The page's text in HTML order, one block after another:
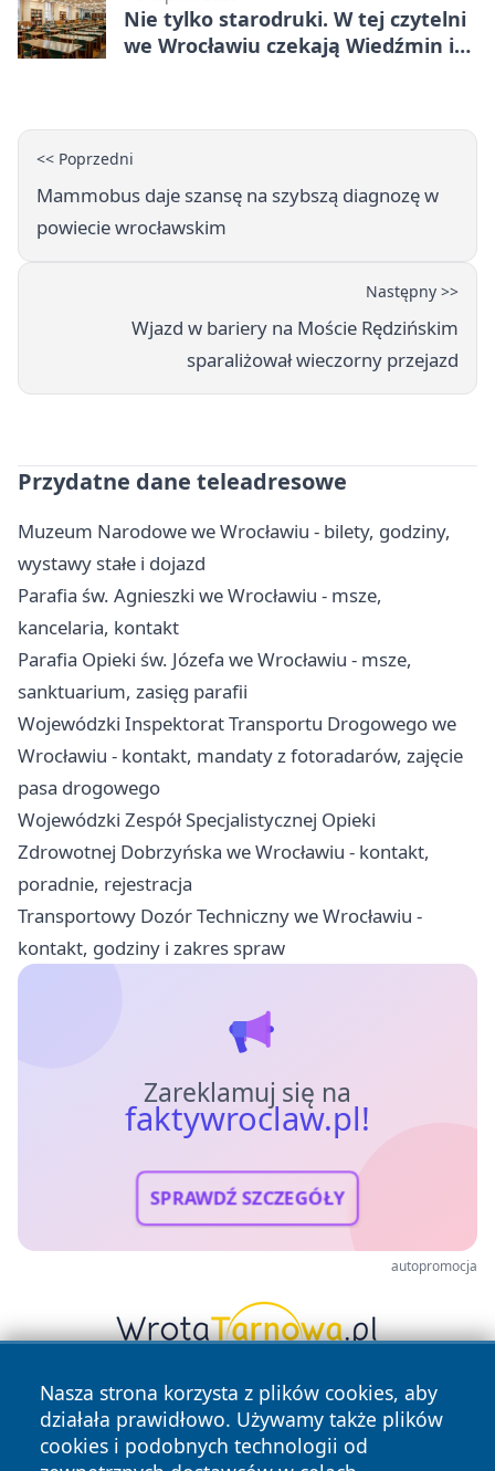
Nie tylko starodruki. W tej czytelni
we Wrocławiu czekają Wiedźmin i
<< Poprzedni
Mammobus daje szansę na szybszą diagnozę w
powiecie wrocławskim
Następny >>
Wjazd w bariery na Moście Rędzińskim
sparaliżował wieczorny przejazd
Przydatne dane teleadresowe
Muzeum Narodowe we Wrocławiu - bilety, godziny,
wystawy stałe i dojazd
Parafia św. Agnieszki we Wrocławiu - msze,
kancelaria, kontakt
Parafia Opieki św. Józefa we Wrocławiu - msze,
sanktuarium, zasięg parafii
Wojewódzki Inspektorat Transportu Drogowego we
Wrocławiu - kontakt, mandaty z fotoradarów, zajęcie
pasa drogowego
Wojewódzki Zespół Specjalistycznej Opieki
Zdrowotnej Dobrzyńska we Wrocławiu - kontakt,
poradnie, rejestracja
Transportowy Dozór Techniczny we Wrocławiu -
kontakt, godziny i zakres spraw
Zareklamuj się na
faktywroclaw.pl!
SPRAWDŹ SZCZEGÓŁY
autopromocja
Nasza strona korzysta z plików cookies, aby
działała prawidłowo. Używamy także plików
cookies i podobnych technologii od